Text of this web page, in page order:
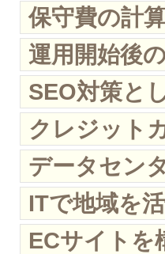
保守費の計
運用開始後
SEO対策と
クレジット
データセン
ITで地域を
ECサイトを